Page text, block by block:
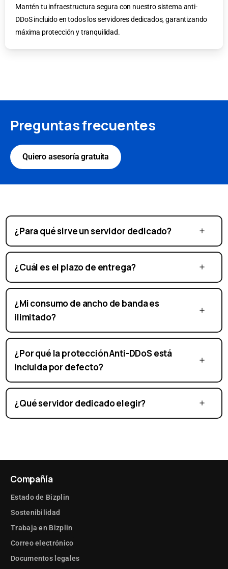
Mantén tu infraestructura segura con nuestro sistema anti-
DDoS incluido en todos los servidores dedicados, garantizando
máxima protección y tranquilidad.
Preguntas frecuentes
Quiero asesoría gratuita
¿Para qué sirve un servidor dedicado?
¿Cuál es el plazo de entrega?
¿Mi consumo de ancho de banda es
ilimitado?
¿Por qué la protección Anti-DDoS está
incluida por defecto?
¿Qué servidor dedicado elegir?
Compañía
Estado de Bizplin
Sostenibilidad
Trabaja en Bizplin
Correo electrónico
Documentos legales